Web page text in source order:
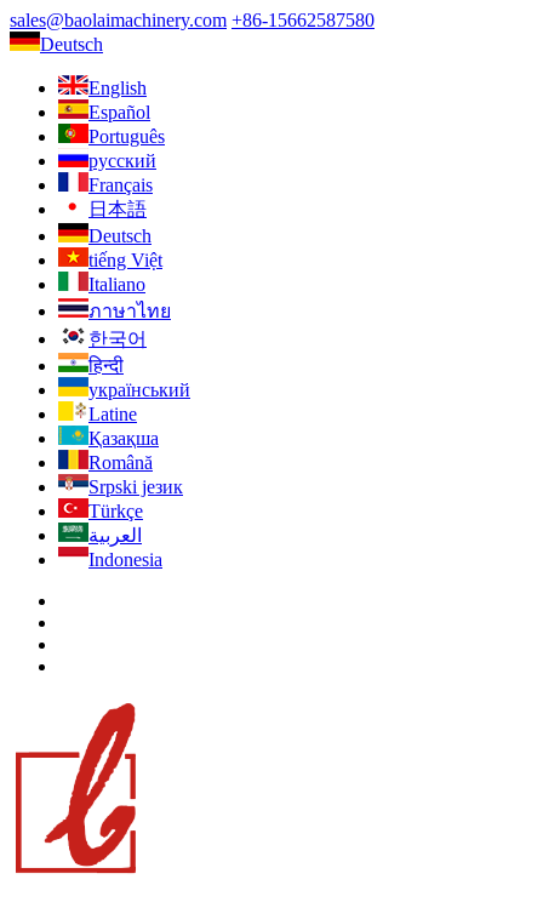
sales@baolaimachinery.com +86-15662587580
Deutsch
English
Español
Português
русский
Français
日本語
Deutsch
tiếng Việt
Italiano
ภาษาไทย
한국어
हिन्दी
український
Latine
Қазақша
Română
Srpski језик
Türkçe
العربية
Indonesia